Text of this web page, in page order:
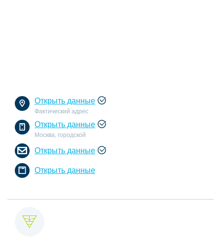
Открыть данные
Фактический адрес
Открыть данные
Москва, городской
Открыть данные
Открыть данные